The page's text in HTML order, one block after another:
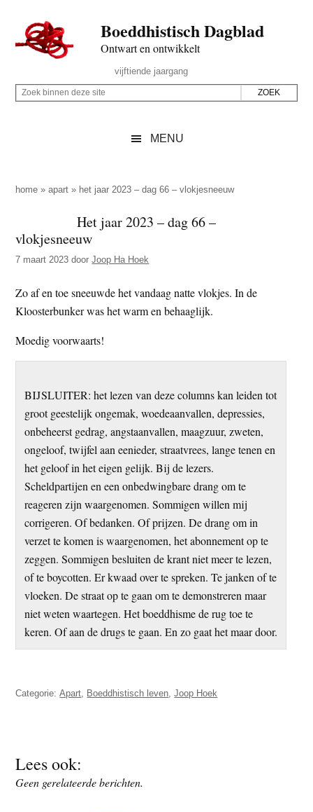
naar
de
inhoud
secondary
naar
de
sidebar
naar
de
Boeddhistisch Dagblad
Ontwart en ontwikkelt
Rechts
vijftiende jaargang
Z
p
e
z
e
s
i
e
Z
i
e
n
e
z
s
MENU
home »apart » het jaar 2023 – dag 66 – vlokjesneeuw
Het jaar 2023 – dag 66 –
vlokjesneeuw
7 maart 2023 doorJoop Ha Hoek
Zo af en toe sneeuwde het vandaag natte vlokjes. In de
Kloosterbunker was het warm en behaaglijk.
Moedig voorwaarts!
BIJSLUITER: het lezen van deze columns kan leiden tot
groot geestelijk ongemak, woedeaanvallen, depressies,
onbeheerst gedrag, angstaanvallen, maagzuur, zweten,
ongeloof, twijfel aan eenieder, straatvrees, lange tenen en
het geloof in het eigen gelijk. Bij de lezers.
Scheldpartijen en een onbedwingbare drang om te
reageren zijn waargenomen. Sommigen willen mij
corrigeren. Of bedanken. Of prijzen. De drang om in
verzet te komen is waargenomen, het abonnement op te
zeggen. Sommigen besluiten de krant niet meer te lezen,
of te boycotten. Er kwaad over te spreken. Te janken of te
vloeken. De straat op te gaan om te demonstreren maar
niet weten waartegen. Het boeddhisme de rug toe te
keren. Of aan de drugs te gaan. En zo gaat het maar door.
Categorie:Apart, Boeddhistisch leven,Joop Hoek
Lees ook:
Geen gerelateerde berichten.